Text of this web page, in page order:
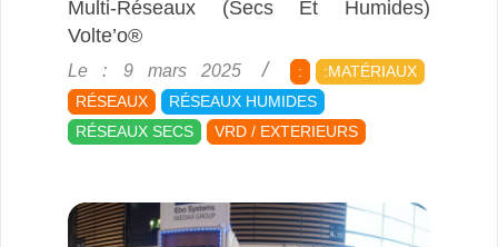
Multi-Réseaux (secs Et Humides)
Volte’o®
2025-
03-
09
Le : 9 mars 2025 :
:MATÉRIAUX
RÉSEAUX
RÉSEAUX HUMIDES
RÉSEAUX SECS
VRD / EXTERIEURS